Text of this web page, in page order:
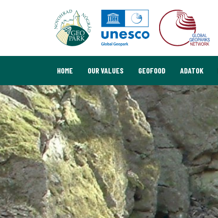
HOME OUR VALUES GEOFOOD ADATOK